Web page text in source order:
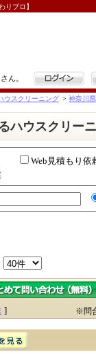
りプロ】
さん。 ログイン
ウスクリーニング > 神奈川
ハウスクリー
Web見積もり依
] ※問